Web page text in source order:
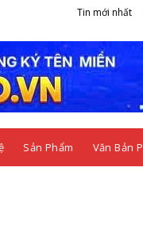
Tin mới nhất
Sản Phẩm Văn Bản